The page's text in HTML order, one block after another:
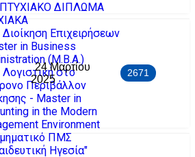
ΔΙΠΛΩΜΑ
Επιχειρήσεων
in Business
(M.B.A.)
στο
Περιβάλλον
- Master in
in the Modern
Environment
ΠΜΣ
Ηγεσία"
24 Μαρτίου
2025
2671